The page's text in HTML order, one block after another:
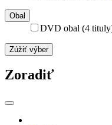
Obal
DVD obal (4
Zúžiť výber
Zoradiť